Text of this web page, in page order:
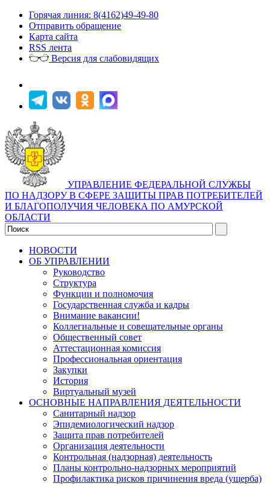
Горячая линия: 8(4162)49-49-80
Отправить обращение
Карта сайта
RSS лента
Версия для слабовидящих
УПРАВЛЕНИЕ ФЕДЕРАЛЬНОЙ СЛУЖБЫ
ПО НАДЗОРУ В СФЕРЕ ЗАЩИТЫ ПРАВ ПОТРЕБИТЕЛЕЙ
И БЛАГОПОЛУЧИЯ ЧЕЛОВЕКА ПО АМУРСКОЙ
ОБЛАСТИ
НОВОСТИ
ОБ УПРАВЛЕНИИ
Руководство
Структура
Функции и полномочия
Государственная служба и кадры
Внимание вакансии!
Коллегиальные и совещательные органы
Общественный совет
Аттестационная комиссия
Профессиональная ориентация
Закупки
История
Виртуальный музей
ОСНОВНЫЕ НАПРАВЛЕНИЯ ДЕЯТЕЛЬНОСТИ
Санитарный надзор
Эпидемиологический надзор
Защита прав потребителей
Организация деятельности
Контрольная (надзорная) деятельность
Планы контрольно-надзорных мероприятий
Профилактика рисков причинения вреда (ущерба)